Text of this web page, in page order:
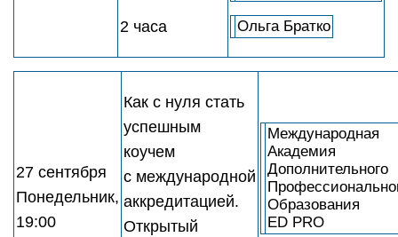
2 часа Ольга Братко
27 сентября
Понедельник,
19:00
Как с нуля стать
успешным
коучем
с международной
аккредитацией.
Открытый
Международная
Академия
Дополнительного
Образования
ED PRO